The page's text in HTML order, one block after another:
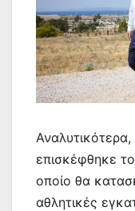
Αναλυτικότερα,
επισκέφθηκε
οποίο θα
αθλητικές